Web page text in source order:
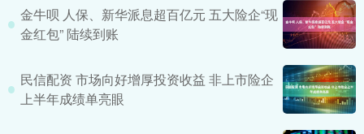
金牛呗 人保、新华派息超百亿元 五大险企“现
金红包” 陆续到账
民信配资 市场向好增厚投资收益 非上市险企
上半年成绩单亮眼